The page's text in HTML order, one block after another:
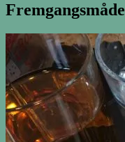
Fremgangsmåde